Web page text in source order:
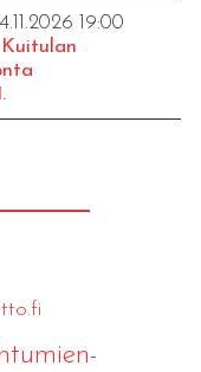
19:00